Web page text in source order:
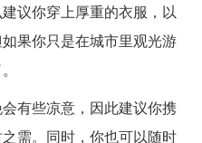
议你穿上厚重的衣服，以
果你只是在城市里观光游
有些凉意，因此建议你携
需。同时，你也可以随时